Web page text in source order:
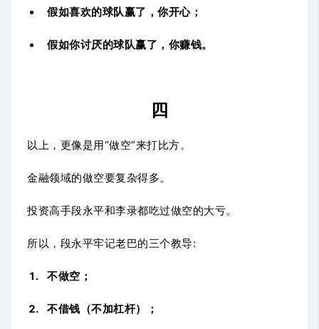
假如喜欢的球队赢了，你开心；
假如你讨厌的球队赢了，你赚钱。
四
以上，更像是用“做空”来打比方。
金融领域的做空要复杂得多。
投资高手段永平和李录都吃过做空的大亏。
所以，段永平牢记老巴的三个教导:
不做空；
不借钱（不加杠杆）；